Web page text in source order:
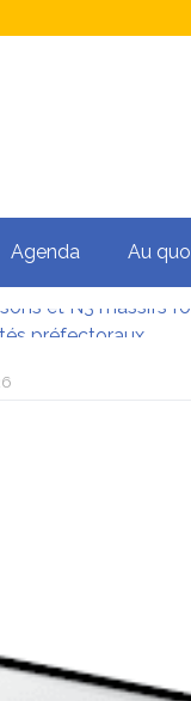
Agenda Au
préfectoraux